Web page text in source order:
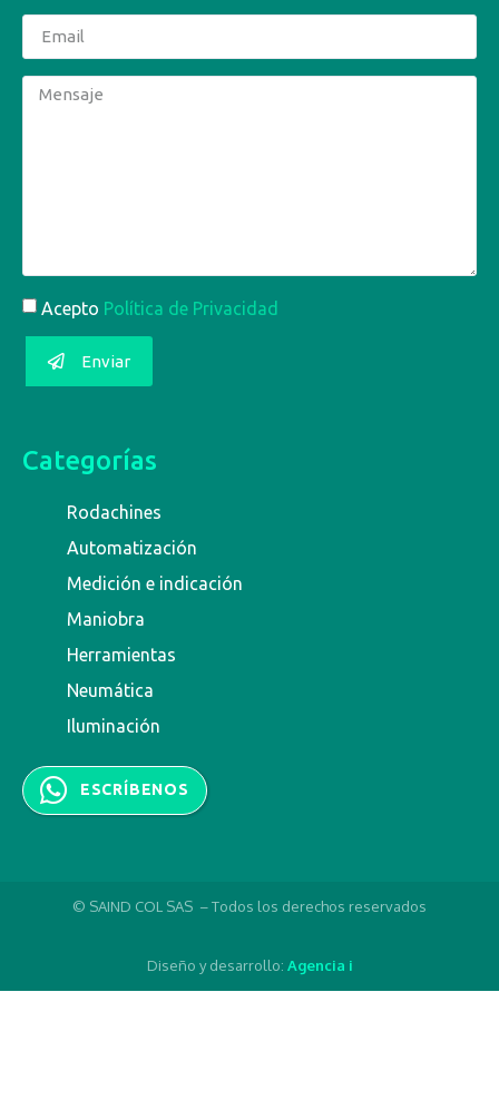
Acepto Política de Privacidad
Enviar
Categorías
Rodachines
Automatización
Medición e indicación
Maniobra
Herramientas
Neumática
Iluminación
ESCRÍBENOS
© SAIND COL SAS – Todos los derechos reservados
Diseño y desarrollo: Agencia i